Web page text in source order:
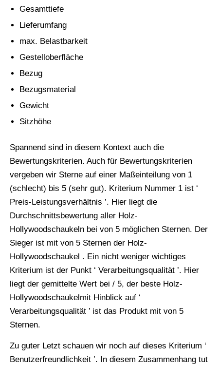
Gesamttiefe
Lieferumfang
max. Belastbarkeit
Gestelloberfläche
Bezug
Bezugsmaterial
Gewicht
Sitzhöhe
Spannend sind in diesem Kontext auch die
Bewertungskriterien. Auch für Bewertungskriterien
vergeben wir Sterne auf einer Maßeinteilung von 1
(schlecht) bis 5 (sehr gut). Kriterium Nummer 1 ist ‘
Preis-Leistungsverhältnis ’. Hier liegt die
Durchschnittsbewertung aller Holz-
Hollywoodschaukeln bei von 5 möglichen Sternen. Der
Sieger ist mit von 5 Sternen der Holz-
Hollywoodschaukel . Ein nicht weniger wichtiges
Kriterium ist der Punkt ‘ Verarbeitungsqualität ’. Hier
liegt der gemittelte Wert bei / 5, der beste Holz-
Hollywoodschaukelmit Hinblick auf ‘
Verarbeitungsqualität ’ ist das Produkt mit von 5
Sternen.
Zu guter Letzt schauen wir noch auf dieses Kriterium ‘
Benutzerfreundlichkeit ’. In diesem Zusammenhang tut